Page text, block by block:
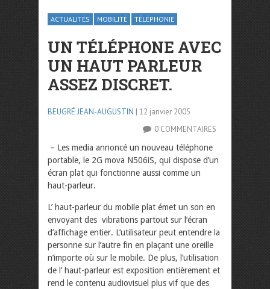
ACTUALITÉS MOBILITÉ TÉLÉPHONIE
UN TÉLÉPHONE AVEC
UN HAUT PARLEUR
ASSEZ DISCRET.
BEUGRÉ JEAN-AUGUSTIN | 12 janvier 2005
0 COMMENTAIRES
– Les media annoncé un nouveau téléphone
portable, le 2G mova N506iS, qui dispose d’un
écran plat qui fonctionne aussi comme un
haut-parleur.
L’ haut-parleur du mobile plat émet un son en
envoyant des vibrations partout sur l’écran
d’affichage entier. L’utilisateur peut entendre la
personne sur l’autre fin en plaçant une oreille
n’importe où sur le mobile. De plus, l’utilisation
de l’ haut-parleur est exposition entièrement et
rend le contenu audiovisuel plus vif que des